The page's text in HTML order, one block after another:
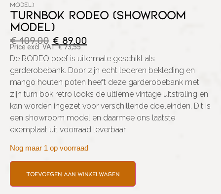
MODEL)
TURNBOK RODEO (SHOWROOM
MODEL)
€109,00 € 89,00
Price excl. VAT:€73,55
De RODEO poef is uitermate geschikt als
garderobebank. Door zijn echt lederen bekleding en
mango houten poten heeft deze garderobebank met
zijn turn bok retro looks de ultieme vintage uitstraling en
kan worden ingezet voor verschillende doeleinden. Dit is
een showroom model en daarmee ons laatste
exemplaat uit voorraad leverbaar.
Nog maar 1 op voorraad
Toevoegen aan winkelwagen